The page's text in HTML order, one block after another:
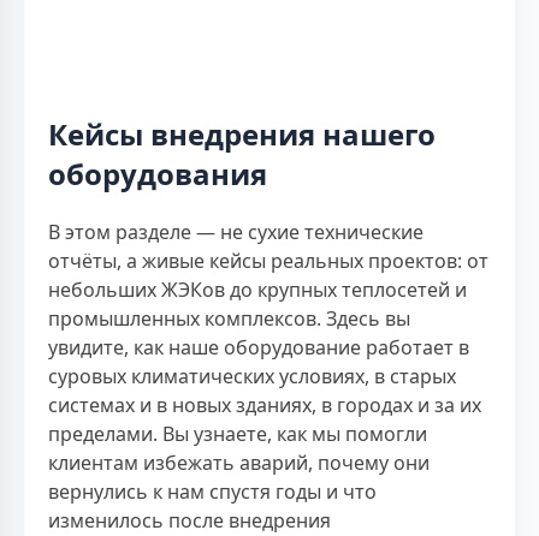
Кейсы внедрения нашего
оборудования
В этом разделе — не сухие технические
отчёты, а живые кейсы реальных проектов: от
небольших ЖЭКов до крупных теплосетей и
промышленных комплексов. Здесь вы
увидите, как наше оборудование работает в
суровых климатических условиях, в старых
системах и в новых зданиях, в городах и за их
пределами. Вы узнаете, как мы помогли
клиентам избежать аварий, почему они
вернулись к нам спустя годы и что
изменилось после внедрения